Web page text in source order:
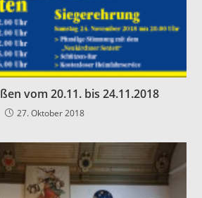
vom 20.11. bis 24.11.2018
27. Oktober 2018